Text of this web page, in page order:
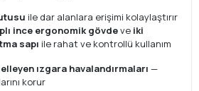
ile dar alanlara erişimi kolaylaştırır
ince ergonomik gövdeve iki
sapı ile rahat ve kontrollü kullanım
ızgara havalandırmaları —
korur